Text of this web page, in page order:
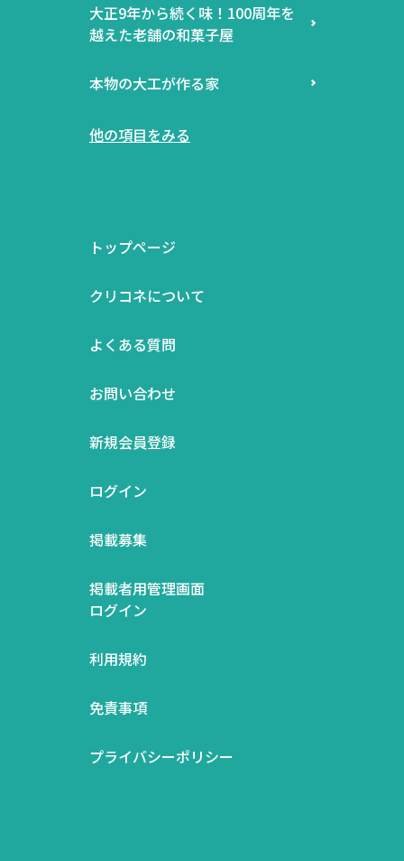
大正9年から続く味！100周年を
越えた老舗の和菓子屋
本物の大工が作る家
他の項目をみる
トップページ
クリコネについて
よくある質問
お問い合わせ
新規会員登録
ログイン
掲載募集
掲載者用管理画面
ログイン
利用規約
免責事項
プライバシーポリシー